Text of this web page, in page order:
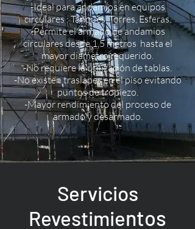
-Ideal para andamios en equipos
circulares : Tanques, Torres, Esferas.
-Permite el armado de andamios
circulares desde 1,5 metros hasta el
mayor diámetro requerido.
-No requiere la utilización de tablas.
-No existen traslapes en el piso evitando
puntos de tropiezo.
-Mayor rendimiento del proceso de
armado y desarmado.
Servicios
Revestimientos